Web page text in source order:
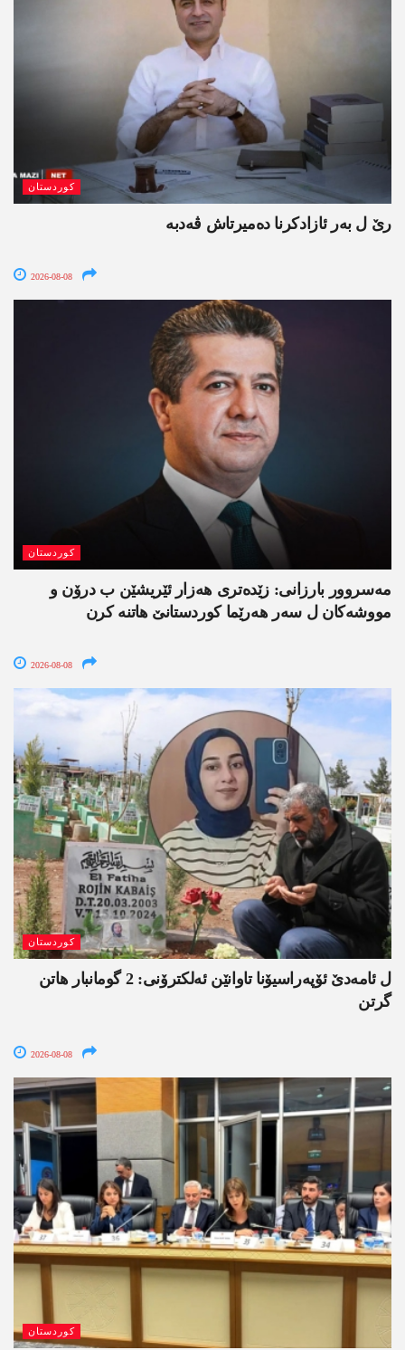
کوردستان
رێ ل بەر ئازادکرنا دەمیرتاش ڤەدبە
2026-08-08
کوردستان
مەسروور بارزانی: زێدەتری ھەزار ئێریشێن ب درۆن و
مووشەکان ل سەر ھەرێما کوردستانێ ھاتنە کرن
2026-08-08
کوردستان
ل ئامەدێ ئۆپەراسیۆنا تاوانێن ئەلکترۆنی: 2 گومانبار ھاتن
گرتن
2026-08-08
کوردستان